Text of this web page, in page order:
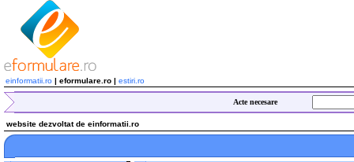
einformatii.ro | eformulare.ro | estiri.ro
Acte necesare
website dezvoltat de einformatii.ro